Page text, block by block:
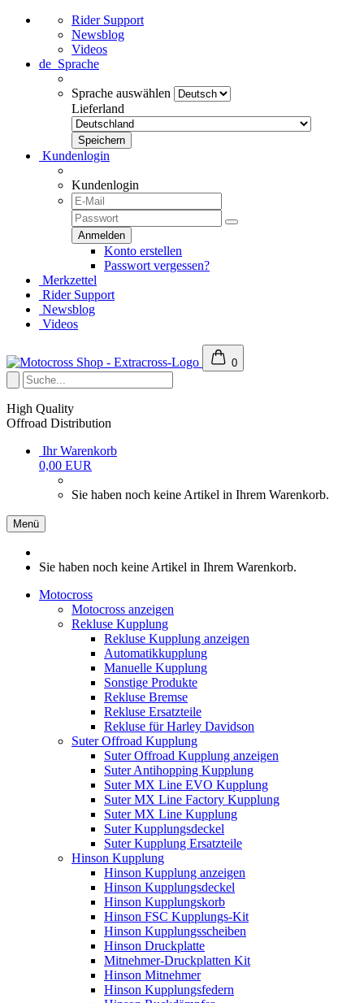
Rider Support
Newsblog
Videos
de Sprache
Sprache auswählen
Lieferland
Kundenlogin
Kundenlogin
Konto erstellen
Passwort vergessen?
Merkzettel
Rider Support
Newsblog
Videos
0
High Quality
Offroad Distribution
Ihr Warenkorb
0,00 EUR
Sie haben noch keine Artikel in Ihrem Warenkorb.
Menü
Sie haben noch keine Artikel in Ihrem Warenkorb.
Motocross
Motocross anzeigen
Rekluse Kupplung
Rekluse Kupplung anzeigen
Automatikkupplung
Manuelle Kupplung
Sonstige Produkte
Rekluse Bremse
Rekluse Ersatzteile
Rekluse für Harley Davidson
Suter Offroad Kupplung
Suter Offroad Kupplung anzeigen
Suter Antihopping Kupplung
Suter MX Line EVO Kupplung
Suter MX Line Factory Kupplung
Suter MX Line Kupplung
Suter Kupplungsdeckel
Suter Kupplung Ersatzteile
Hinson Kupplung
Hinson Kupplung anzeigen
Hinson Kupplungsdeckel
Hinson Kupplungskorb
Hinson FSC Kupplungs-Kit
Hinson Kupplungsscheiben
Hinson Druckplatte
Mitnehmer-Druckplatten Kit
Hinson Mitnehmer
Hinson Kupplungsfedern